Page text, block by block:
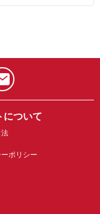
について
ポリシー